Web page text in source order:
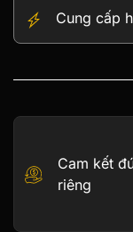
Cung cấp
Cam kết
riêng